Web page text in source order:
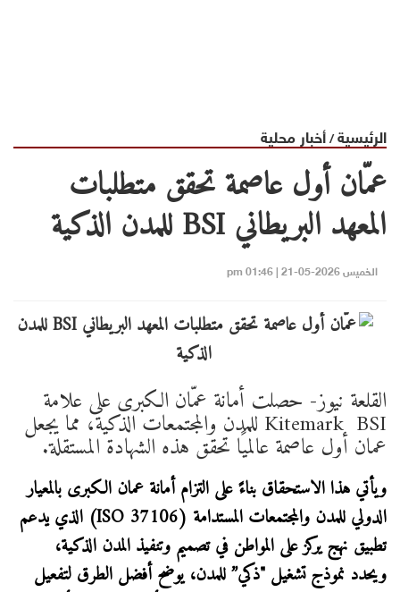
الرئيسية/أخبار محلية
عمّان أول عاصمة تحقق متطلبات
المعهد البريطاني BSI للمدن الذكية
الخميس 2026-05-21 | 01:46 pm
القلعة نيوز- حصلت أمانة عمّان الكبرى على علامة
Kitemark ️ BSI للمدن والمجتمعات الذكية، مما يجعل
عمان أول عاصمة عالميًا تحقق هذه الشهادة المستقلة.
ويأتي هذا الاستحقاق بناءً على التزام أمانة عمان الكبرى بالمعيار
الدولي للمدن والمجتمعات المستدامة (ISO 37106) الذي يدعم
تطبيق نهج يركز على المواطن في تصميم وتنفيذ المدن الذكية،
ويحدد نموذج تشغيل "ذكي” للمدن، يوضح أفضل الطرق لتفعيل